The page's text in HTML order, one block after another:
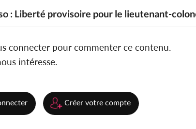
: Liberté provisoire pour le lieutenant-
connecter pour commenter ce contenu.
intéresse.
Créer votre compte